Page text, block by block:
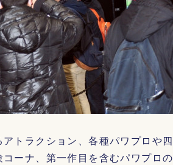
トラクション、各種パワプロや四
ーナ、第一作目を含むパワプロの